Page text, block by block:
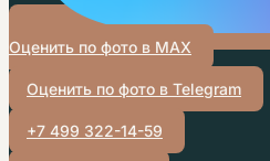
Оценить по фото в MAX
Оценить по фото в Telegram
+7 499 322-14-59